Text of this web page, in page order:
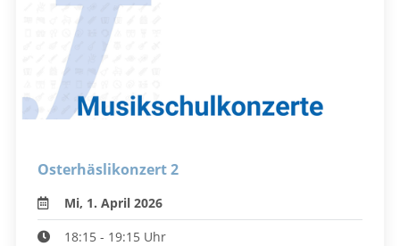
Osterhäslikonzert 2
Mi, 1. April 2026
18:15 - 19:15 Uhr